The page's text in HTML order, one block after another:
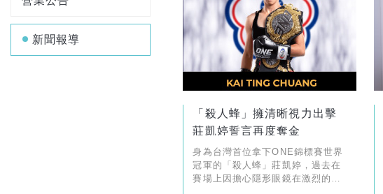
新聞報導
「殺人蜂」擁清晰視力出擊
莊凱婷誓言再度奪金
身為台灣首位拿下ONE錦標賽世界
冠軍的「殺人蜂」莊凱婷，過去在
賽場上因擔心隱形眼鏡在激烈的賽